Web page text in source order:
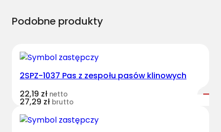
Podobne produkty
2SPZ-1037 Pas z zespołu pasów klinowych
22,19 zł netto
27,29 zł brutto